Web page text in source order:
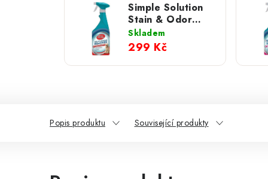
Simple Solution
Stain & Odor
remover,
odstraňovač
skvrn a pachu pro
psy 750 ml
Skladem
299 Kč
Popis produktu Související produkty